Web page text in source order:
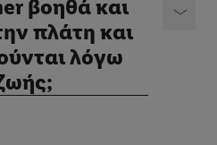
βοηθά και
πλάτη και
λόγω